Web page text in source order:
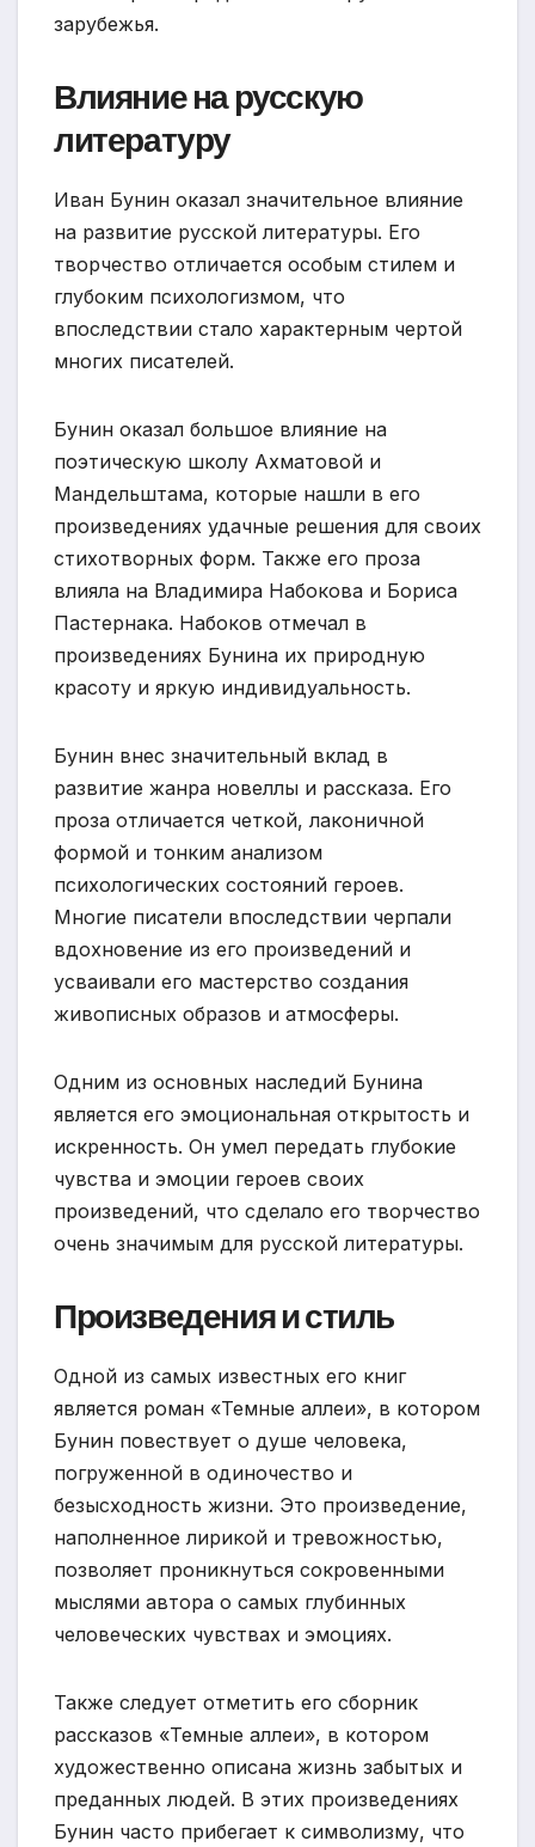
зарубежья.
Влияние на русскую
литературу
Иван Бунин оказал значительное влияние
на развитие русской литературы. Его
творчество отличается особым стилем и
глубоким психологизмом, что
впоследствии стало характерным чертой
многих писателей.
Бунин оказал большое влияние на
поэтическую школу Ахматовой и
Мандельштама, которые нашли в его
произведениях удачные решения для своих
стихотворных форм. Также его проза
влияла на Владимира Набокова и Бориса
Пастернака. Набоков отмечал в
произведениях Бунина их природную
красоту и яркую индивидуальность.
Бунин внес значительный вклад в
развитие жанра новеллы и рассказа. Его
проза отличается четкой, лаконичной
формой и тонким анализом
психологических состояний героев.
Многие писатели впоследствии черпали
вдохновение из его произведений и
усваивали его мастерство создания
живописных образов и атмосферы.
Одним из основных наследий Бунина
является его эмоциональная открытость и
искренность. Он умел передать глубокие
чувства и эмоции героев своих
произведений, что сделало его творчество
очень значимым для русской литературы.
Произведения и стиль
Одной из самых известных его книг
является роман «Темные аллеи», в котором
Бунин повествует о душе человека,
погруженной в одиночество и
безысходность жизни. Это произведение,
наполненное лирикой и тревожностью,
позволяет проникнуться сокровенными
мыслями автора о самых глубинных
человеческих чувствах и эмоциях.
Также следует отметить его сборник
рассказов «Темные аллеи», в котором
художественно описана жизнь забытых и
преданных людей. В этих произведениях
Бунин часто прибегает к символизму, что